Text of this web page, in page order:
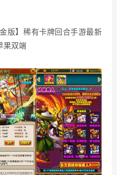
版】稀有卡牌回合手游最新
果双端